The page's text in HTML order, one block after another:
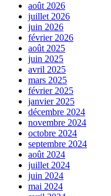
août 2026
juillet 2026
juin 2026
février 2026
août 2025
juin 2025
avril 2025
mars 2025
février 2025
janvier 2025
décembre 2024
novembre 2024
octobre 2024
septembre 2024
août 2024
juillet 2024
juin 2024
mai 2024